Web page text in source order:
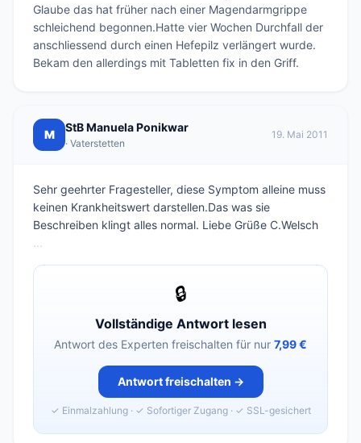
Glaube das hat früher nach einer Magendarmgrippe
schleichend begonnen.Hatte vier Wochen Durchfall der
anschliessend durch einen Hefepilz verlängert wurde.
M
StB Manuela Ponikwar
· Vaterstetten
19. Mai 2011
Sehr geehrter Fragesteller, diese Symptom alleine muss
keinen Krankheitswert darstellen.Das was sie
Beschreiben klingt alles normal. Liebe Grüße C.Welsch
...
🔒
Vollständige Antwort lesen
Antwort des Experten freischalten für nur 7,99 €
Antwort freischalten →
✓ Einmalzahlung · ✓ Sofortiger Zugang · ✓ SSL-gesichert